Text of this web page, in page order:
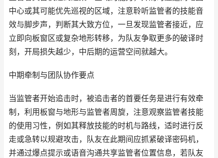
中心或其可能优先巡视的区域，注意聆听监管者的技能音
效与脚步声，判断其大致方位，一旦发现监管者接近，应
立即向板窗区或复杂地形转移，为队友争取更多的破译时
刻，开局损失越少，中后期的运营空间就越大。
中期牵制与团队协作要点
当监管者开始追击时，被追击者的首要任务是进行有效牵
制，利用板窗与地形与监管者周旋，注意观察监管者技能
的使用习性，例如其释放技能的时机与路线，适时进行反
走或急转以规避攻击，队友在此期间应抓紧破译密码机，
并通过爆点提示或语音沟通共享监管者位置信息，若队友